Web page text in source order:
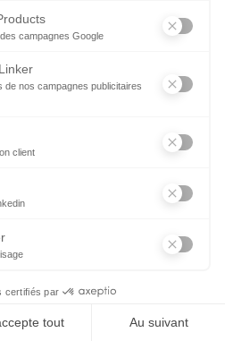
soient ouverts à tous, sûrs,
l’accès de tous à un logement
et
et assainir les quartiers de
l'accès de tous à des
accessibles et viables, à un
les transports publics, une
être accordée aux besoins
et des personnes